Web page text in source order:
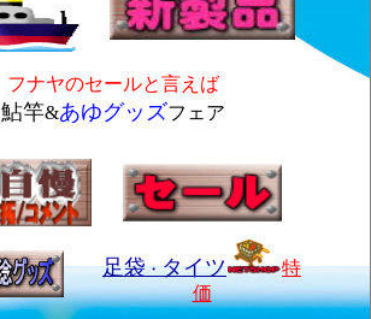
フナヤのセールと言えば
鮎竿&あゆグッズフェア
足袋・タイツ
特
価